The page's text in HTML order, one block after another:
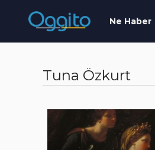
Ne Haber
Tuna Özkurt